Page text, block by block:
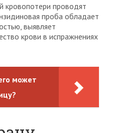
кровопотери проводят
проба обладает
выявляет
крови в испражнениях
может